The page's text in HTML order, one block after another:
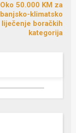
Oko 50.000 KM za
banjsko-klimatsko
liječenje boračkih
kategorija